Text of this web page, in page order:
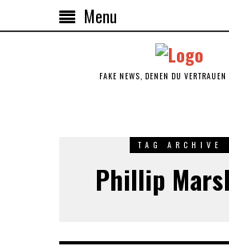
Menu
FAKE NEWS, DENEN DU VERTRAUEN
TAG ARCHIVE
Phillip